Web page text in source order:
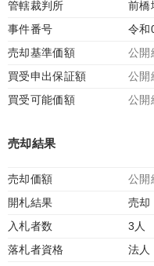
管轄裁判所
前橋
事件番号
令和
売却基準価額
公開
買受申出保証額
公開
買受可能価額
公開
売却結果
売却価額
公開
開札結果
売却
入札者数
3人
落札者資格
法人